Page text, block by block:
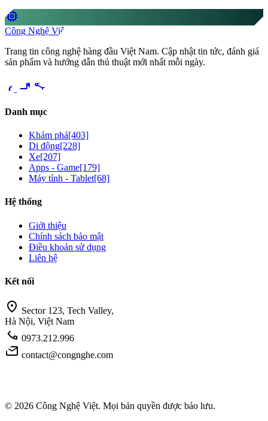
memory
Công Nghệ Việt
Trang tin công nghệ hàng đầu Việt Nam. Cập nhật tin tức, đánh giá
sản phẩm và hướng dẫn thủ thuật mới nhất mỗi ngày.
videocam share
Danh mục
Khám phá[403]
Di động[228]
Xe[207]
Apps - Game[179]
Máy tính - Tablet[68]
Hệ thống
Giới thiệu
Chính sách bảo mật
Điều khoản sử dụng
Liên hệ
Kết nối
location_on Sector 123, Tech Valley,
Hà Nội, Việt Nam
call 0973.212.996
mail contact@congnghe.com
© 2026 Công Nghệ Việt. Mọi bản quyền được bảo lưu.